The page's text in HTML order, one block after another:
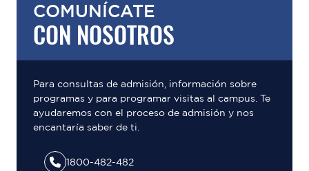
COMUNÍCATE
CON NOSOTROS
Para consultas de admisión, información sobre
programas y para programar visitas al campus. Te
ayudaremos con el proceso de admisión y nos
encantaría saber de ti.
1800-482-482